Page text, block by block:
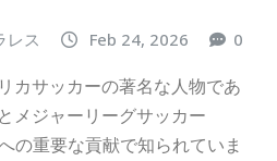
レス Feb 24, 2026 0
カサッカーの著名な人物であ
メジャーリーグサッカー
の重要な貢献で知られていま